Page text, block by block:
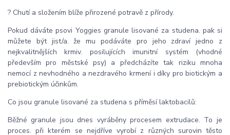
? Chutí a složením blíže přirozené potravě z přírody.
Pokud dáváte psovi Yoggies granule lisované za studena. pak si
můžete být jist/a. že mu podáváte pro jeho zdraví jedno z
nejkvalitnějších krmiv. posilujících imunitní systém (vhodné
především pro městské psy) a předcházíte tak riziku mnoha
nemocí z nevhodného a nezdravého krmení i díky pro biotickým a
prebiotickým účinkům.
Co jsou granule lisované za studena s příměsí laktobacilů:
Běžné granule jsou dnes vyráběny procesem extrudace. To je
proces. při kterém se nejdříve vyrobí z různých surovin těsto